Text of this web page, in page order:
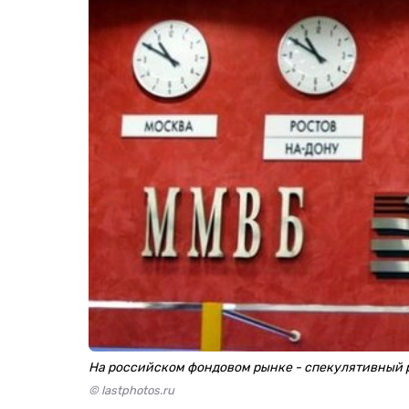
На российском фондовом рынке - спекулятивный
© lastphotos.ru